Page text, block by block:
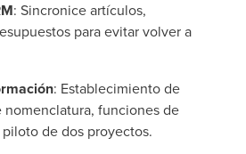
: Sincronice artículos,
para evitar volver a
: Establecimiento de
funciones de
de dos proyectos.